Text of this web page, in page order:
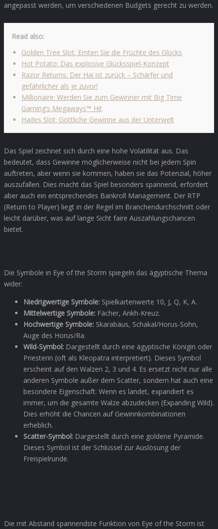
angepasst werden, um verschiedenen Budgets gerecht zu werden.
Read also:
Golden Tree Slot: Ernten Sie die Früchte des Glücks
Hot Potato: Das explosive Glücksspiel-Konzept
Razor Returns: Der Hai ist zurück – Schärfer und
gefährlicher als je zuvor!
Millionaire: Werden Sie zum Gewinner mit Big Time
Gaming’s Megaways™ Hit
Hades Slot: Göttliche Gewinne aus der Unterwelt
Das Spiel zeichnet sich durch eine hohe Volatilität aus. Das
bedeutet, dass Gewinne möglicherweise nicht bei jedem Spin
auftreten, aber wenn sie kommen, haben sie das Potenzial, höher
auszufallen. Dies macht das Spiel besonders spannend, erfordert
aber auch ein entsprechendes Bankroll Management. Der RTP
(Return to Player) liegt in der Regel im Branchendurchschnitt oder
leicht darüber, was auf lange Sicht faire Auszahlungschancen
bietet.
Die Symbole in Eye of the Storm spiegeln das ägyptische Thema
wider:
Niedrigwertige Symbole: Spielkartenwerte 10, J, Q, K, A.
Mittelwertige Symbole: Fächer, Ankh-Kreuz.
Hochwertige Symbole: Skarabäus, Schakal/Horus-Sohn,
Auge des Horus/Ra.
Wild-Symbol: Dargestellt durch eine ägyptische Königin oder
Priesterin (oft als Kleopatra interpretiert). Dieses Symbol
erscheint auf den Walzen 2, 3 und 4. Es ersetzt nicht nur alle
anderen Symbole außer dem Scatter, sondern hat auch eine
besondere Eigenschaft: Wenn es landet, expandiert es
immer, um die gesamte Walze abzudecken (Expanding Wild).
Dies erhöht die Chancen auf Gewinnkombinationen
erheblich.
Scatter-Symbol: Dargestellt durch eine goldene Pyramide.
Dieses Symbol ist der Schlüssel zur Auslösung der
Freispielrunde.
Die mit Abstand spannendste Funktion von Eye of the Storm ist